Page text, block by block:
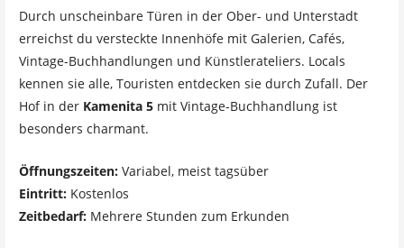
Durch unscheinbare Türen in der Ober- und Unterstadt
erreichst du versteckte Innenhöfe mit Galerien, Cafés,
Vintage-Buchhandlungen und Künstlerateliers. Locals
kennen sie alle, Touristen entdecken sie durch Zufall. Der
Hof in der Kamenita 5mit Vintage-Buchhandlung ist
besonders charmant.
Öffnungszeiten:Variabel, meist tagsüber
Eintritt:Kostenlos
Zeitbedarf:Mehrere Stunden zum Erkunden